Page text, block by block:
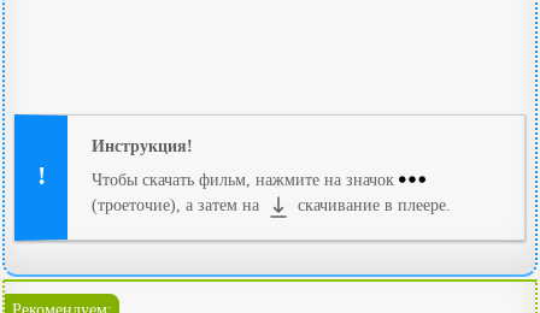
Инструкция!
Чтобы скачать фильм, нажмите на значок
(троеточие), а затем на
скачивание в плеере.
Рекомендуем: